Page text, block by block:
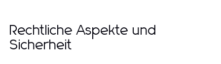
Rechtliche Aspekte und
Sicherheit